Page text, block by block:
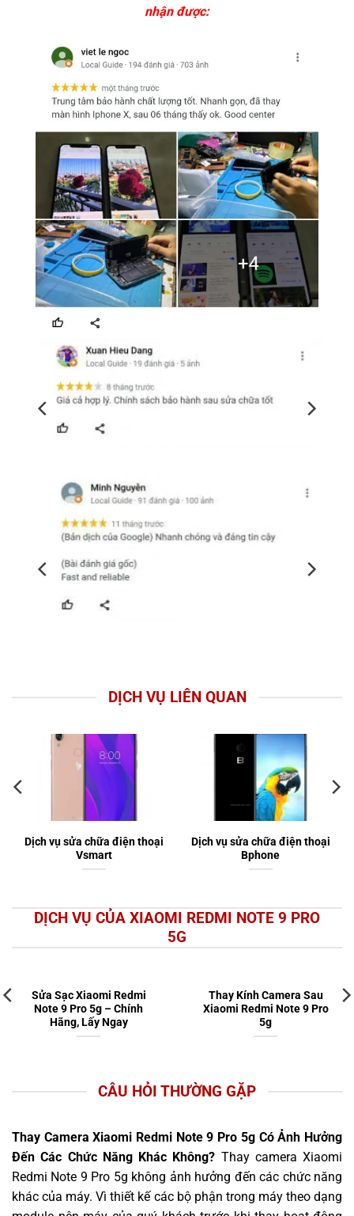
nhận được:
DỊCH VỤ LIÊN QUAN
Dịch vụ sửa chữa điện thoại
Vsmart
Dịch vụ sửa chữa điện thoại
Bphone
DỊCH VỤ CỦA XIAOMI REDMI NOTE 9 PRO
5G
Sửa Sạc Xiaomi Redmi
Note 9 Pro 5g – Chính
Hãng, Lấy Ngay
Thay Kính Camera Sau
Xiaomi Redmi Note 9 Pro
5g
CÂU HỎI THƯỜNG GẶP
Thay Camera Xiaomi Redmi Note 9 Pro 5g Có Ảnh Hưởng
Đến Các Chức Năng Khác Không? Thay camera Xiaomi
Redmi Note 9 Pro 5g không ảnh hưởng đến các chức năng
khác của máy. Vì thiết kế các bộ phận trong máy theo dạng